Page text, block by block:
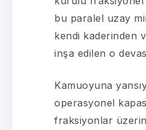
bu paralel uzay
kendi kaderinden
inşa edilen o
Kamuoyuna
operasyonel
fraksiyonlar